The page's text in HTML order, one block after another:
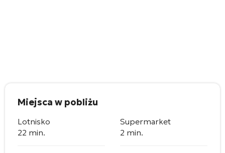
Miejsca w pobliżu
Lotnisko
22 min.
Supermarket
2 min.